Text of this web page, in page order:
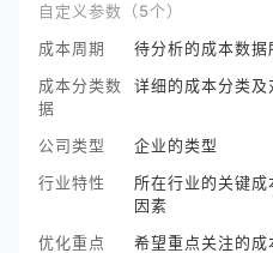
自定义参数（5个）
成本周期
待分析的成本数据
成本分类数
据
详细的成本分类及
公司类型
企业的类型
行业特性
所在行业的关键
因素
优化重点
希望重点关注的成